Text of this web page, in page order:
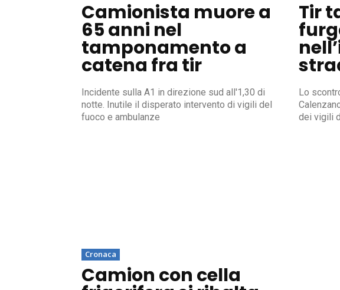
Camionista muore a
65 anni nel
tamponamento a
catena fra tir
Incidente sulla A1 in direzione sud all'1,30 di
notte. Inutile il disperato intervento di vigili del
fuoco e ambulanze
Tir
Lo
dei vigili
Cronaca
Camion con cella